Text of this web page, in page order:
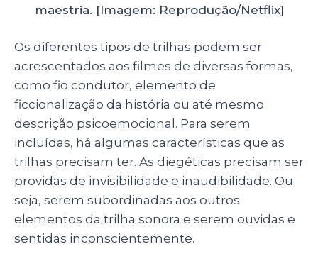
maestria. [Imagem: Reprodução/Netflix]
Os diferentes tipos de trilhas podem ser
acrescentados aos filmes de diversas formas,
como fio condutor, elemento de
ficcionalização da história ou até mesmo
descrição psicoemocional. Para serem
incluídas, há algumas características que as
trilhas precisam ter. As diegéticas precisam ser
providas de invisibilidade e inaudibilidade. Ou
seja, serem subordinadas aos outros
elementos da trilha sonora e serem ouvidas e
sentidas inconscientemente.